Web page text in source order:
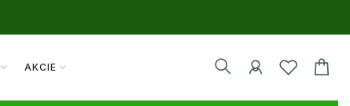
AKCIE